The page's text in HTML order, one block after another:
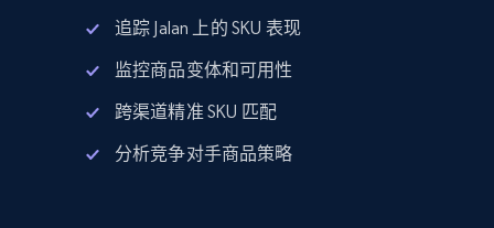
追踪 Jalan 上的 SKU 表现
监控商品变体和可用性
跨渠道精准 SKU 匹配
分析竞争对手商品策略